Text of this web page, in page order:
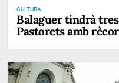
CULTURA
Balaguer tindrà
Pastorets amb